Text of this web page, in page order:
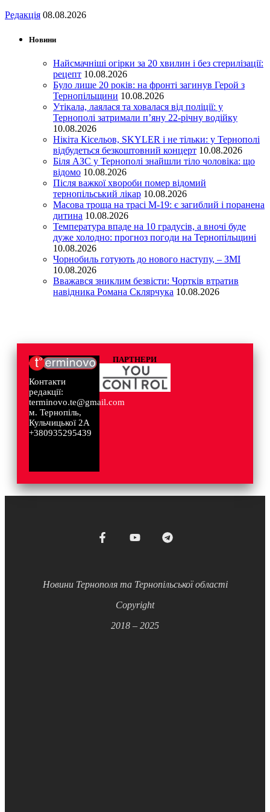
Редакція 08.08.2026
Новини
Найсмачніші огірки за 20 хвилин і без стерилізації:
рецепт 10.08.2026
Було лише 20 років: на фронті загинув Герой з
Тернопільщини 10.08.2026
Утікала, лаялася та ховалася від поліції: у
Тернополі затримали п’яну 22-річну водійку
10.08.2026
Нікіта Кісельов, SKYLER і не тільки: у Тернополі
відбудеться безкоштовний концерт 10.08.2026
Біля АЗС у Тернополі знайшли тіло чоловіка: що
відомо 10.08.2026
Після важкої хвороби помер відомий
тернопільський лікар 10.08.2026
Масова троща на трасі М-19: є загиблий і поранена
дитина 10.08.2026
Температура впаде на 10 градусів, а вночі буде
дуже холодно: прогноз погоди на Тернопільщині
10.08.2026
Чорнобиль готують до нового наступу, – ЗМІ
10.08.2026
Вважався зниклим безвісти: Чортків втратив
навідника Романа Склярчука 10.08.2026
Контакти
редакції:
terminovo.te@gmail.com
м. Тернопіль,
Кульчицької 2А
+380935295439
ПАРТНЕРИ
Новини Тернополя та Тернопільської області
Copyright
2018 – 2025